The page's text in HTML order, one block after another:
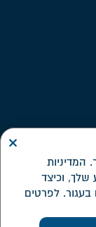
העל יסודיים,
המדיניות
שלך, וכיצד
בעגור. לפרטים
×